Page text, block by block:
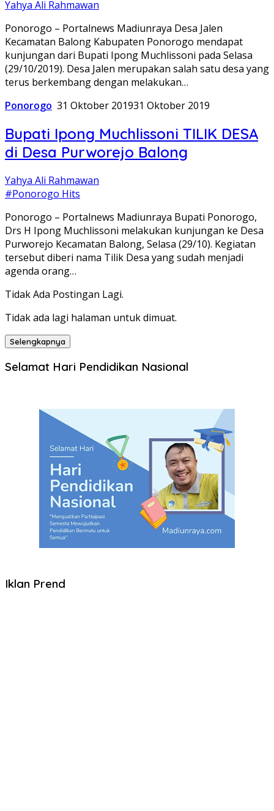
Yahya Ali Rahmawan
Ponorogo – Portalnews Madiunraya Desa Jalen
Kecamatan Balong Kabupaten Ponorogo mendapat
kunjungan dari Bupati Ipong Muchlissoni pada Selasa
(29/10/2019). Desa Jalen merupakan salah satu desa yang
terus berkembang dengan melakukan…
Ponorogo 31 Oktober 201931 Oktober 2019
Bupati Ipong Muchlissoni TILIK DESA
di Desa Purworejo Balong
Yahya Ali Rahmawan
#Ponorogo Hits
Ponorogo – Portalnews Madiunraya Bupati Ponorogo,
Drs H Ipong Muchlissoni melakukan kunjungan ke Desa
Purworejo Kecamatan Balong, Selasa (29/10). Kegiatan
tersebut diberi nama Tilik Desa yang sudah menjadi
agenda orang…
Tidak Ada Postingan Lagi.
Tidak ada lagi halaman untuk dimuat.
Selengkapnya
Selamat Hari Pendidikan Nasional
Iklan Prend